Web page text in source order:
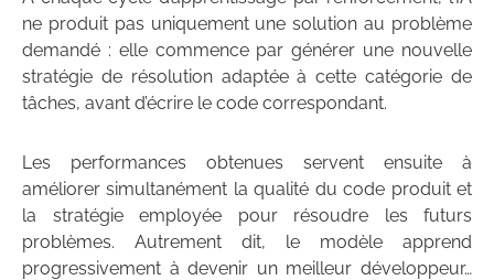
ne produit pas uniquement une solution au problème
demandé : elle commence par générer une nouvelle
stratégie de résolution adaptée à cette catégorie de
tâches, avant d’écrire le code correspondant.
Les performances obtenues servent ensuite à
améliorer simultanément la qualité du code produit et
la stratégie employée pour résoudre les futurs
problèmes. Autrement dit, le modèle apprend
progressivement à devenir un meilleur développeur…